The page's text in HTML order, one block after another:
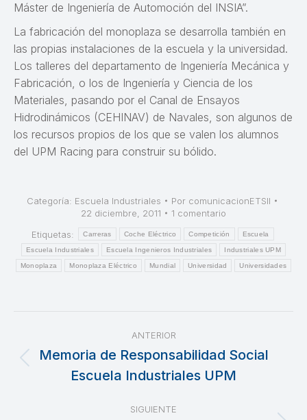
Máster de Ingeniería de Automoción del INSIA”.
La fabricación del monoplaza se desarrolla también en
las propias instalaciones de la escuela y la universidad.
Los talleres del departamento de Ingeniería Mecánica y
Fabricación, o los de Ingeniería y Ciencia de los
Materiales, pasando por el Canal de Ensayos
Hidrodinámicos (CEHINAV) de Navales, son algunos de
los recursos propios de los que se valen los alumnos
del UPM Racing para construir su bólido.
Categoría: Escuela Industriales Por comunicacionETSII
22 diciembre, 2011
1 comentario
Etiquetas:
Carreras Coche Eléctrico Competición Escuela
Escuela Industriales Escuela Ingenieros Industriales Industriales UPM
Monoplaza Monoplaza Eléctrico Mundial Universidad Universidades
Navegación
entre
publicaciones
ANTERIOR
anterior:
Memoria de Responsabilidad Social
Escuela Industriales UPM
SIGUIENTE